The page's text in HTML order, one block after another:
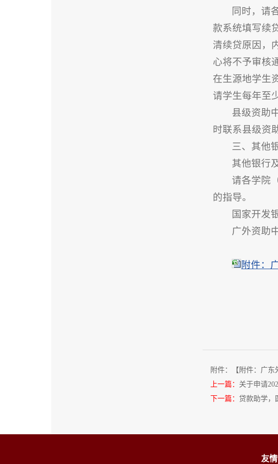
同时，请
款系统填写续
清续贷原因，
心将不予审核
在生源地学生
请学生每年至
县级资助
时联系县级资
三、其他
其他银行
请各学院
的指导。
国家开发
广外资助
附件：
附件：【 附件：广东
上一篇： 关于申请
下一篇： 贷款助学，
友情